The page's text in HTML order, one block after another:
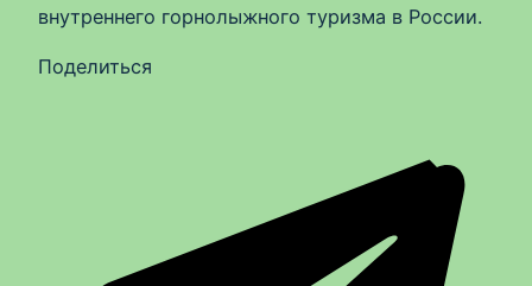
внутреннего горнолыжного туризма в России.
Поделиться